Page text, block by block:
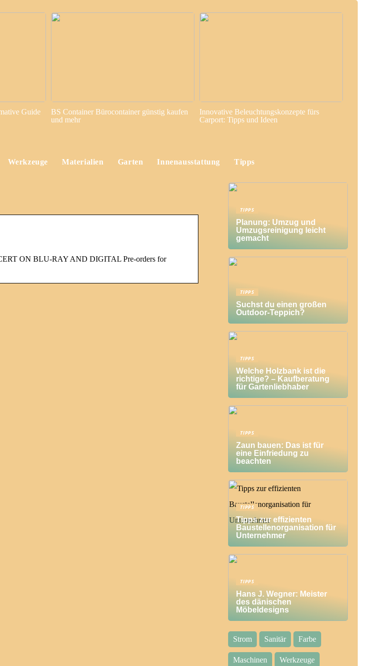
Guide
BS Container Bürocontainer günstig kaufen
und mehr
Innovative Beleuchtungskonzepte fürs
Carport: Tipps und Ideen
Werkzeuge Materialien Garten Innenausstattung Tipps
ON BLU-RAY AND DIGITAL Pre-orders for
TIPPS
Planung: Umzug und
Umzugsreinigung leicht
gemacht
TIPPS
Suchst du einen großen
Outdoor-Teppich?
TIPPS
Welche Holzbank ist die
richtige? – Kaufberatung
für Gartenliebhaber
TIPPS
Zaun bauen: Das ist für
eine Einfriedung zu
beachten
TIPPS
Tipps zur effizienten
Baustellenorganisation für
Unternehmer
TIPPS
Hans J. Wegner: Meister
des dänischen
Möbeldesigns
Strom Sanitär Farbe
Maschinen Werkzeuge